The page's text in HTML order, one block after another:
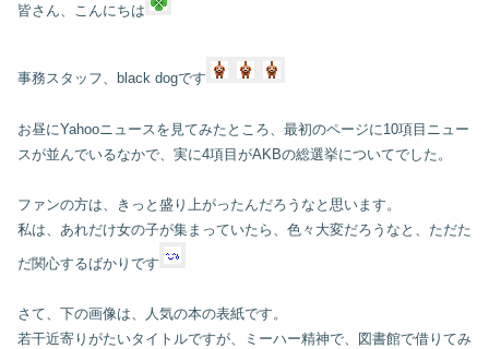
皆さん、こんにちは
事務スタッフ、black dogです
お昼にYahooニュースを見てみたところ、最初のページに10項目ニュー
スが並んでいるなかで、実に4項目がAKBの総選挙についてでした。
ファンの方は、きっと盛り上がったんだろうなと思います。
私は、あれだけ女の子が集まっていたら、色々大変だろうなと、ただた
だ関心するばかりです
さて、下の画像は、人気の本の表紙です。
若干近寄りがたいタイトルですが、ミーハー精神で、図書館で借りてみ